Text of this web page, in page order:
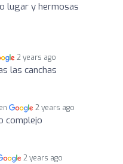
lugar y hermosas
2 years ago
las canchas
2 years ago
complejo
2 years ago